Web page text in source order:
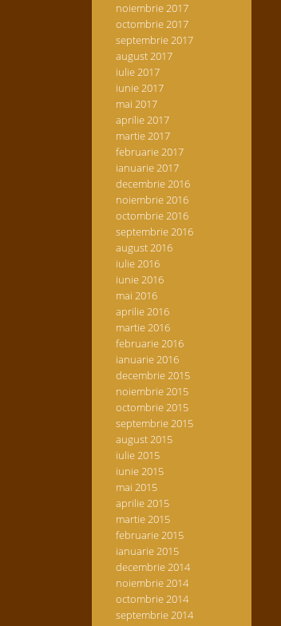
noiembrie 2017
octombrie 2017
septembrie 2017
august 2017
iulie 2017
iunie 2017
mai 2017
aprilie 2017
martie 2017
februarie 2017
ianuarie 2017
decembrie 2016
noiembrie 2016
octombrie 2016
septembrie 2016
august 2016
iulie 2016
iunie 2016
mai 2016
aprilie 2016
martie 2016
februarie 2016
ianuarie 2016
decembrie 2015
noiembrie 2015
octombrie 2015
septembrie 2015
august 2015
iulie 2015
iunie 2015
mai 2015
aprilie 2015
martie 2015
februarie 2015
ianuarie 2015
decembrie 2014
noiembrie 2014
octombrie 2014
septembrie 2014